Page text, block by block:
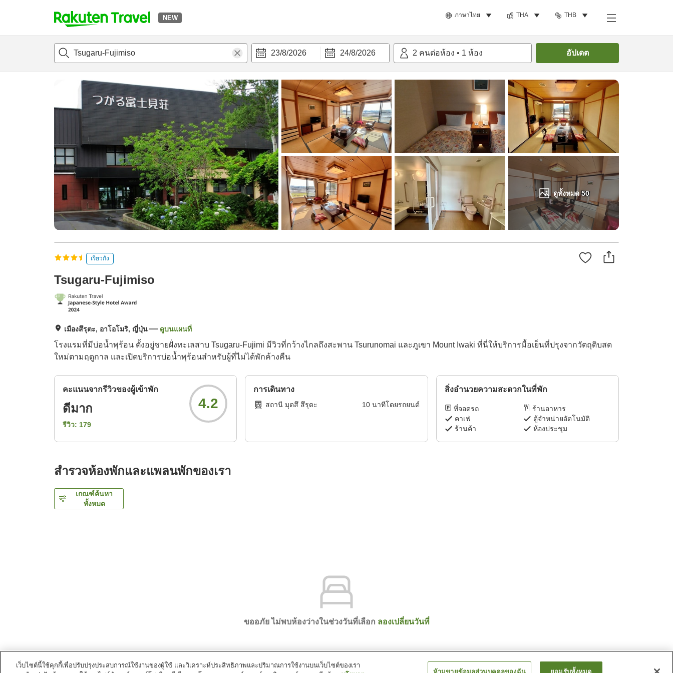
NEW ภาษาไทย THA THB
t
p
a
r
c
h
23/8/2026 24/8/2026 2 คนต่อห้อง • 1 ห้อง อัปเดต
ดูทั้งหมด50
แนะนำที่พักห้องพักและแพลนพัก ค้นหาห้องพัก
เรียวกัง
Tsugaru-Fujimiso
เมืองสึรุตะ, อาโอโมริ, ญี่ปุ่น ดูบนแผนที่
โรงแรมที่มีบ่อน้ำพุร้อน ตั้งอยู่ชายฝั่งทะเลสาบ Tsugaru-Fujimi มีวิวที่กว้างไกลถึงสะพาน Tsurunomai และภูเขา Mount Iwaki ที่นี่ให้บริการมื้อเย็นที่ปรุงจากวัตถุดิบสด
ใหม่ตามฤดูกาล และเปิดบริการบ่อน้ำพุร้อนสำหรับผู้ที่ไม่ได้พักค้างคืน
คะแนนจากรีวิวของผู้เข้าพัก
ดีมาก
รีวิว: 179
4.2
การเดินทาง
สถานี มุตสึ สึรุดะ 10นาทีโดยรถยนต์
สิ่งอำนวยความสะดวกในที่พัก
ที่จอดรถ
ร้านอาหาร
คาเฟ่
ตู้จำหน่ายอัตโนมัติ
ร้านค้า
ห้องประชุม
สำรวจห้องพักและแพลนพักของเรา
เกณฑ์ค้นหา
ทั้งหมด
ขออภัย ไม่พบห้องว่างในช่วงวันที่เลือก ลองเปลี่ยนวันที่
เว็บไซต์นี้ใช้คุกกี้เพื่อปรับปรุงประสบการณ์ใช้งานของผู้ใช้ และวิเคราะห์ประสิทธิภาพและปริมาณการใช้งานบนเว็บไซต์ของเรา
ห้ามขายข้อมูลส่วนบุคคลของฉัน ยอมรับทั้งหมด